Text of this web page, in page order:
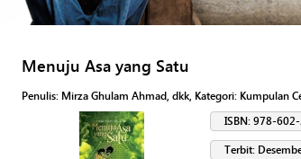
Menuju Asa yang Satu
Penulis: Mirza Ghulam Ahmad, dkk, Kategori: Kumpulan
ISBN: 978-
Terbit: